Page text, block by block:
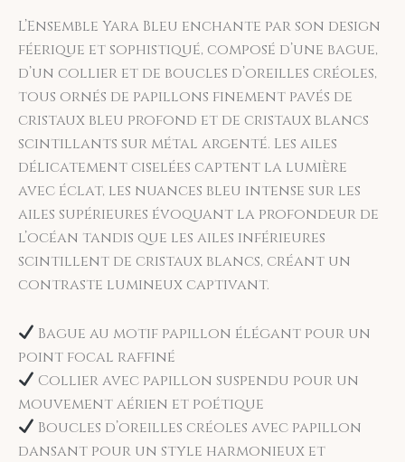
L’Ensemble Yara Bleu enchante par son design
féerique et sophistiqué, composé d’une bague,
d’un collier et de boucles d’oreilles créoles,
tous ornés de papillons finement pavés de
cristaux bleu profond et de cristaux blancs
scintillants sur métal argenté. Les ailes
délicatement ciselées captent la lumière
avec éclat, les nuances bleu intense sur les
ailes supérieures évoquant la profondeur de
l’océan tandis que les ailes inférieures
scintillent de cristaux blancs, créant un
contraste lumineux captivant.
Bague au motif papillon élégant pour un
point focal raffiné
Collier avec papillon suspendu pour un
mouvement aérien et poétique
Boucles d’oreilles créoles avec papillon
dansant pour un style harmonieux et